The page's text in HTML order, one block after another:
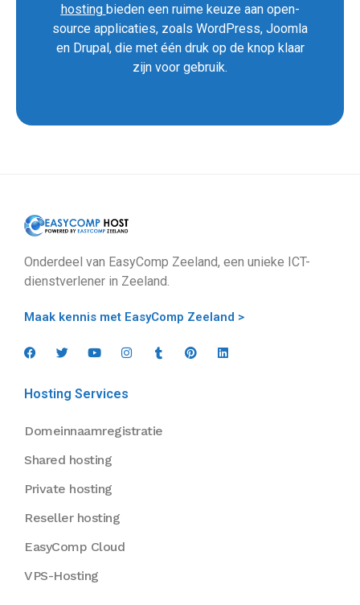
hosting bieden een ruime keuze aan open-
source applicaties, zoals WordPress, Joomla
en Drupal, die met één druk op de knop klaar
zijn voor gebruik.
Onderdeel van EasyComp Zeeland, een unieke ICT-
dienstverlener in Zeeland.
Maak kennis met EasyComp Zeeland >
Hosting Services
Domeinnaamregistratie
Shared hosting
Private hosting
Reseller hosting
EasyComp Cloud
VPS-Hosting